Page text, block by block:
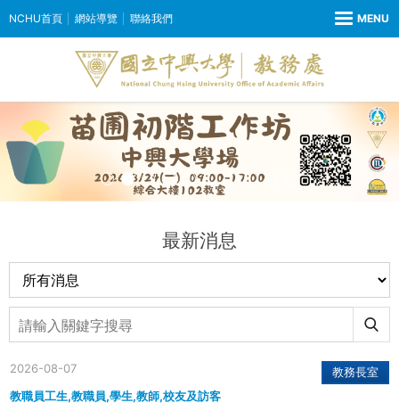
NCHU首頁 網站導覽 聯絡我們
最新消息
教務長室
教職員工生,教職員,學生,教師,校友及訪客
2026-08-07